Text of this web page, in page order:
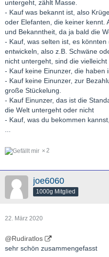
untergeht, zählt Masse.
- Kauf was bekannt ist, also
oder Elefanten, die keiner kennt.
und Bekanntheit, da ja bald die
- Kauf, was selten ist, es
entwickeln, also z.B. Schwäne
nicht untergeht, sind die
- Kauf keine Einunzer, die haben
- Kauf keine Einunzer, zur
große Stückelung.
- Kauf Einunzer, das ist die
die Welt untergeht oder nicht
- Kauf, was du bekommen
...
2
joe6060
1000g Mitglied
22. März 2020
@Rudiratlos
sehr schön zusammengefasst